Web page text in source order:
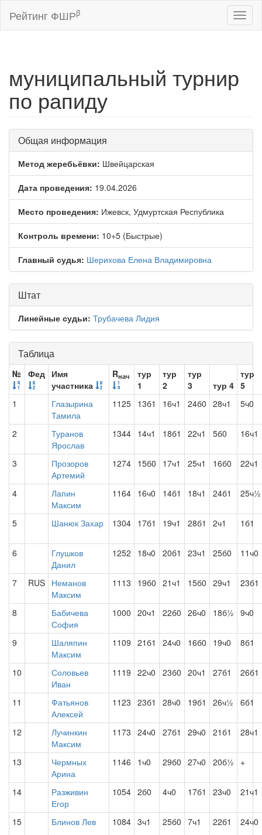
Рейтинг ФШРβ
муниципальный турнир
по рапиду
Общая информация
Метод жеребьёвки: Швейцарская
Дата проведения: 19.04.2026
Место проведения: Ижевск, Удмуртская Республика
Контроль времени: 10+5 (Быстрые)
Главный судья: Шерихова Елена Владимировна
Штат
Линейные судьи: Трубачева Лидия
Таблица
№ Фед Имя
участника
Rнач
тур
1
тур
2
тур
3
тур 4
тур
5
1
Глазырина
Тамила
1125 13б1 16ч1 24б0 28ч1 5ч0
2
Туранов
Ярослав
1344 14ч1 18б1 22ч1 5б0 16ч1
3
Прозоров
Артемий
1274 15б0 17ч1 25ч1 16б0 22ч1
4
Лапин
Максим
1164 16ч0 14б1 18ч1 24б1 25ч½
5 Шанюк Захар 1304 17б1 19ч1 28б1 2ч1 1б1
6
Глушков
Данил
1252 18ч0 20б1 23ч1 25б0 11ч0
7 RUS Неманов
Максим
1113 19б0 21ч1 15б0 29ч1 23б1
8
Бабичева
София
1000 20ч1 22б0 26ч0 18б½ 9ч0
9
Шаляпин
Максим
1109 21б1 24ч0 16б0 19ч0 8б1
10
Соловьев
Иван
1119 22ч0 23б0 20ч1 27б1 26б1
11
Фатьянов
Алексей
1123 23б1 28ч0 19б1 26ч½ 6б1
12
Лучинкин
Максим
1173 24ч0 27б1 29ч0 21б1 28ч1
13
Чермных
Арина
1146 1ч0 29б0 27ч0 20б½ +
14
Разживин
Егор
1054 2б0 4ч0 17б1 23ч0 21ч1
15 Блинов Лев 1084 3ч1 25б0 7ч1 22б1 24ч0